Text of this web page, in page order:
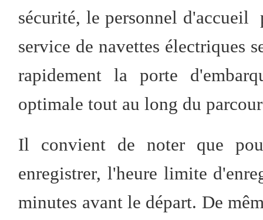
sécurité, le personnel d'accueil
service de navettes électriques
rapidement la porte
optimale tout au long du
Il convient de noter que
enregistrer, l'heure limite
minutes avant le départ. De